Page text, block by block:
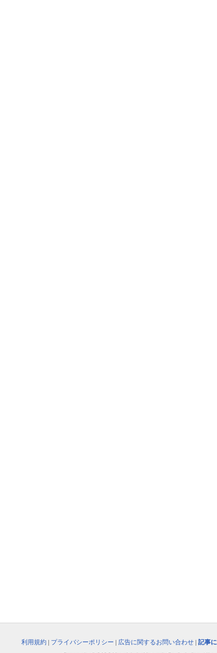
利用規約 | プライバシーポリシー | 広告に関するお問い合わせ | 記事